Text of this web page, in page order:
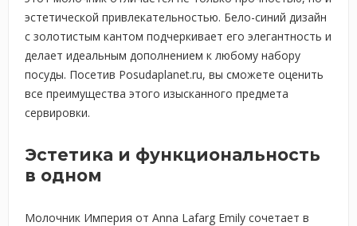
эстетической привлекательностью. Бело-синий дизайн
с золотистым кантом подчеркивает его элегантность и
делает идеальным дополнением к любому набору
посуды. Посетив Posudaplanet.ru, вы сможете оценить
все преимущества этого изысканного предмета
сервировки.
Эстетика и функциональность
в одном
Молочник Империя от Anna Lafarg Emily сочетает в